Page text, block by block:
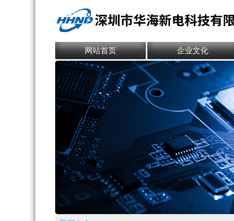
网站首页 企业文化